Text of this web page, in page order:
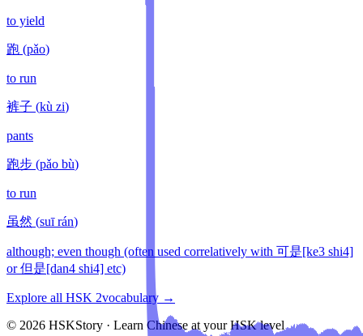
to yield
跑 (pǎo)
to run
裤子 (kù zi)
pants
跑步 (pǎo bù)
to run
虽然 (suī rán)
although; even though (often used correlatively with 可是[ke3 shi4]
or 但是[dan4 shi4] etc)
Explore all HSK 2vocabulary →
© 2026 HSKStory · Learn Chinese at your HSK level